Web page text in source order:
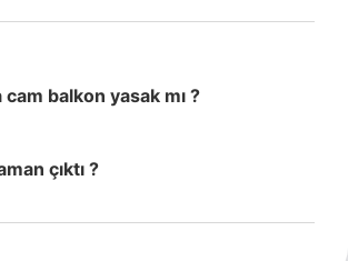
balkon yasak mı ?
çıktı ?